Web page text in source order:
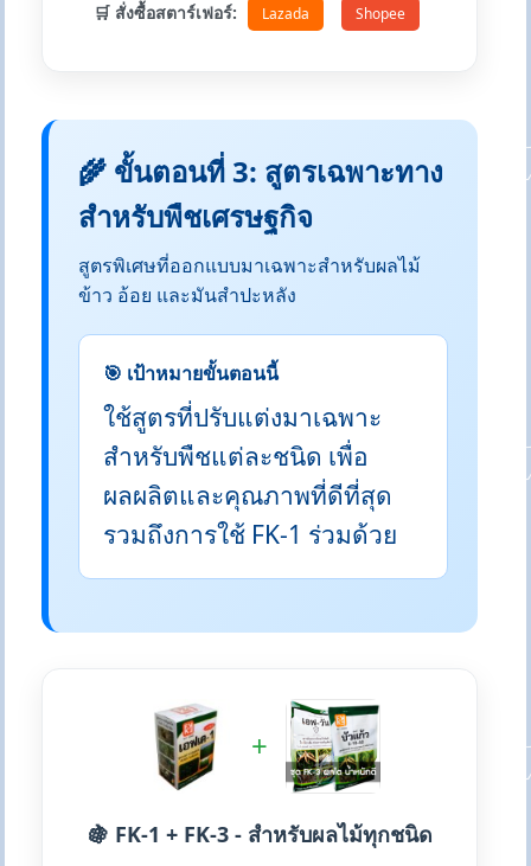
🛒 สั่งซื้อสตาร์เฟอร์: Lazada Shopee
🌾 ขั้นตอนที่ 3: สูตรเฉพาะทาง
สำหรับพืชเศรษฐกิจ
สูตรพิเศษที่ออกแบบมาเฉพาะสำหรับผลไม้
ข้าว อ้อย และมันสำปะหลัง
🎯 เป้าหมายขั้นตอนนี้
ใช้สูตรที่ปรับแต่งมาเฉพาะ
สำหรับพืชแต่ละชนิด เพื่อ
ผลผลิตและคุณภาพที่ดีที่สุด
รวมถึงการใช้ FK-1 ร่วมด้วย
+
🍇 FK-1 + FK-3 - สำหรับผลไม้ทุกชนิด